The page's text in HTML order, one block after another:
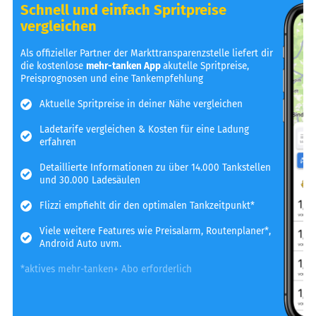
Schnell und einfach Spritpreise
vergleichen
Als offizieller Partner der Markttransparenzstelle liefert dir
die kostenlosemehr-tanken Appakutelle Spritpreise,
Preisprognosen und eine Tankempfehlung
Aktuelle Spritpreise in deiner Nähe vergleichen
Ladetarife vergleichen & Kosten für eine Ladung
erfahren
Detaillierte Informationen zu über 14.000 Tankstellen
und 30.000 Ladesäulen
Flizzi empfiehlt dir den optimalen Tankzeitpunkt*
Viele weitere Features wie Preisalarm, Routenplaner*,
Android Auto uvm.
*aktives mehr-tanken+ Abo erforderlich